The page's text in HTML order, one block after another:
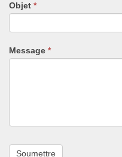
Objet *
Message *
ce